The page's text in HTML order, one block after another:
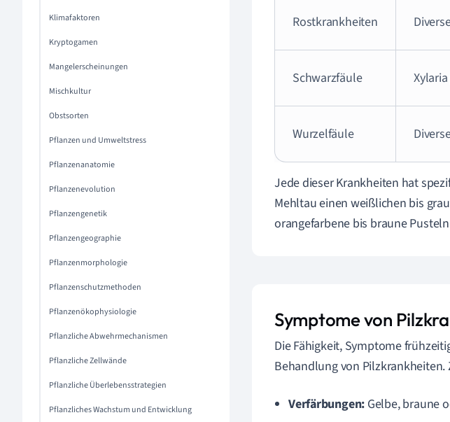
Klimafaktoren
Kryptogamen
Mangelerscheinungen
Mischkultur
Obstsorten
Pflanzen und Umweltstress
Pflanzenanatomie
Pflanzenevolution
Pflanzengenetik
Pflanzengeographie
Pflanzenmorphologie
Pflanzenschutzmethoden
Pflanzenökophysiologie
Pflanzliche Abwehrmechanismen
Pflanzliche Zellwände
Pflanzliche Überlebensstrategien
Pflanzliches Wachstum und Entwicklung
Rostkrankheiten
Schwarzfäule
Wurzelfäule
Jede dieser Krankheiten hat
Mehltau einen weißlichen bis
orangefarbene bis braune
Symptome von
Die Fähigkeit, Symptome
Behandlung von
Verfärbungen: Gelbe, braune